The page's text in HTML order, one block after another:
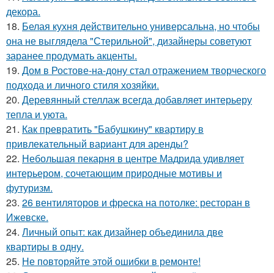
декора.
18. Белая кухня действительно универсальна, но чтобы
она не выглядела "Стерильной", дизайнеры советуют
заранее продумать акценты.
19. Дом в Ростове-на-дону стал отражением творческого
подхода и личного стиля хозяйки.
20. Деревянный стеллаж всегда добавляет интерьеру
тепла и уюта.
21. Как превратить "Бабушкину" квартиру в
привлекательный вариант для аренды?
22. Небольшая пекарня в центре Мадрида удивляет
интерьером, сочетающим природные мотивы и
футуризм.
23. 26 вентиляторов и фреска на потолке: ресторан в
Ижевске.
24. Личный опыт: как дизайнер объединила две
квартиры в одну.
25. Не повторяйте этой ошибки в ремонте!